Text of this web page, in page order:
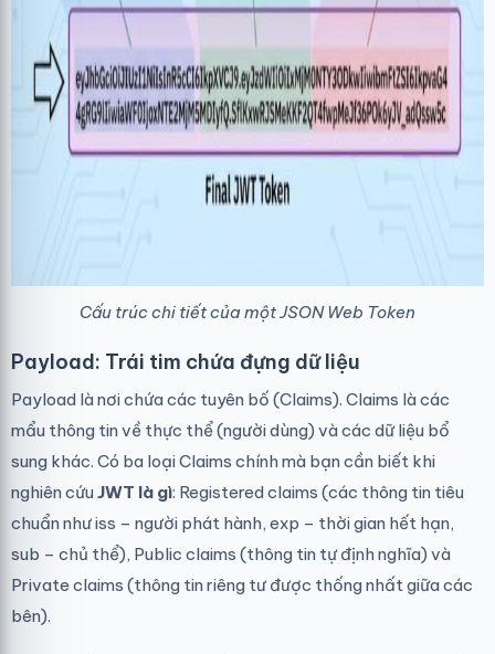
Cấu trúc chi tiết của một JSON Web Token
Payload: Trái tim chứa đựng dữ liệu
Payload là nơi chứa các tuyên bố (Claims). Claims là các
mẩu thông tin về thực thể (người dùng) và các dữ liệu bổ
sung khác. Có ba loại Claims chính mà bạn cần biết khi
nghiên cứu JWT là gì: Registered claims (các thông tin tiêu
chuẩn như iss – người phát hành, exp – thời gian hết hạn,
sub – chủ thể), Public claims (thông tin tự định nghĩa) và
Private claims (thông tin riêng tư được thống nhất giữa các
bên).